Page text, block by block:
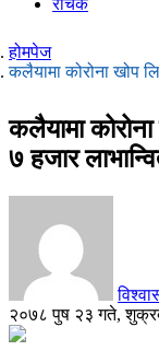
रोचक
होमपेज
कलैयामा कोरोना खोप
कलैयामा
७ हजार
२०७८ पुष २३ गते,